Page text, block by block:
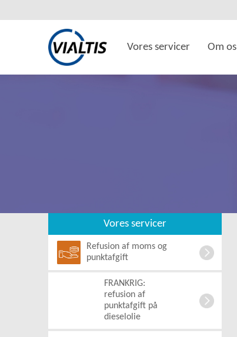
Vores servicer Om os
Vores servicer
Refusion af moms og
punktafgift
FRANKRIG:
refusion af
punktafgift på
dieselolie